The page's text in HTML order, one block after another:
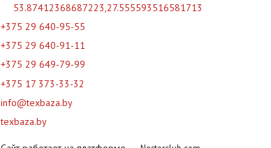
53.87412368687223,27.555593516581713
+375 29 640-95-55
+375 29 640-91-11
+375 29 649-79-99
+375 17 373-33-32
info@texbaza.by
texbaza.by